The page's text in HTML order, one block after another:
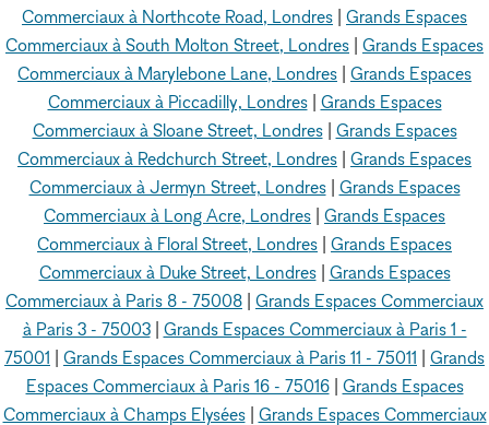
Commerciaux à Northcote Road, Londres Grands Espaces
Commerciaux à South Molton Street, Londres Grands Espaces
Commerciaux à Marylebone Lane, Londres Grands Espaces
Commerciaux à Piccadilly, Londres| Grands Espaces
Commerciaux à Sloane Street, Londres| Grands Espaces
Commerciaux à Redchurch Street, Londres Grands Espaces
Commerciaux à Jermyn Street, Londres| Grands Espaces
Commerciaux à Long Acre, Londres Grands Espaces
Commerciaux à Floral Street, Londres Grands Espaces
Commerciaux à Duke Street, Londres| Grands Espaces
Commerciaux à Paris 8 - 75008 Grands Espaces Commerciaux
à Paris 3 - 75003| Grands Espaces Commerciaux à Paris 1 -
75001
Grands Espaces Commerciaux à Paris 11 - 75011
Grands
Espaces Commerciaux à Paris 16 - 75016| Grands Espaces
Commerciaux à Champs Elysées| Grands Espaces Commerciaux